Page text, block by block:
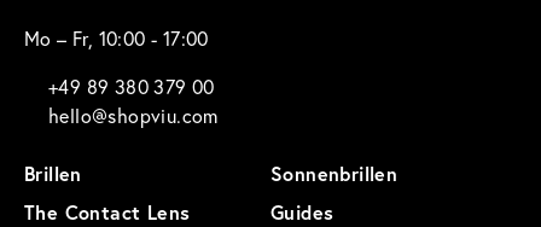
Mo – Fr, 10:00 - 17:00
+49 89 380 379 00
hello@shopviu.com
Brillen
Sonnenbrillen
The Contact Lens
Guides